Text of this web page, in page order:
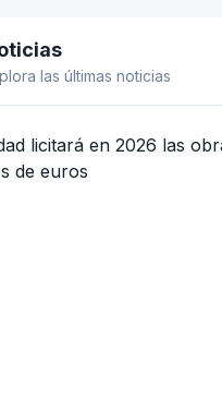
lateral
las últimas noticias